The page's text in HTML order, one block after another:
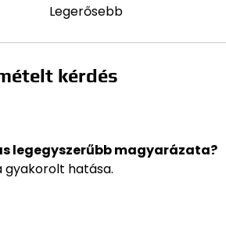
Legerősebb
kérdés
legegyszerűbb magyarázata?
hatása.